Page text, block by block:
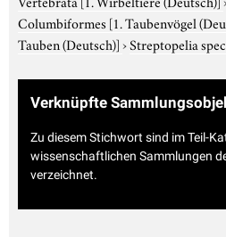
Columbiformes [1. Taubenvögel
Tauben (Deutsch)]›Streptopelia
Verknüpfte
Zu diesem Stichwort sind im Teil-
wissenschaftlichen Sammlungen
verzeichnet.